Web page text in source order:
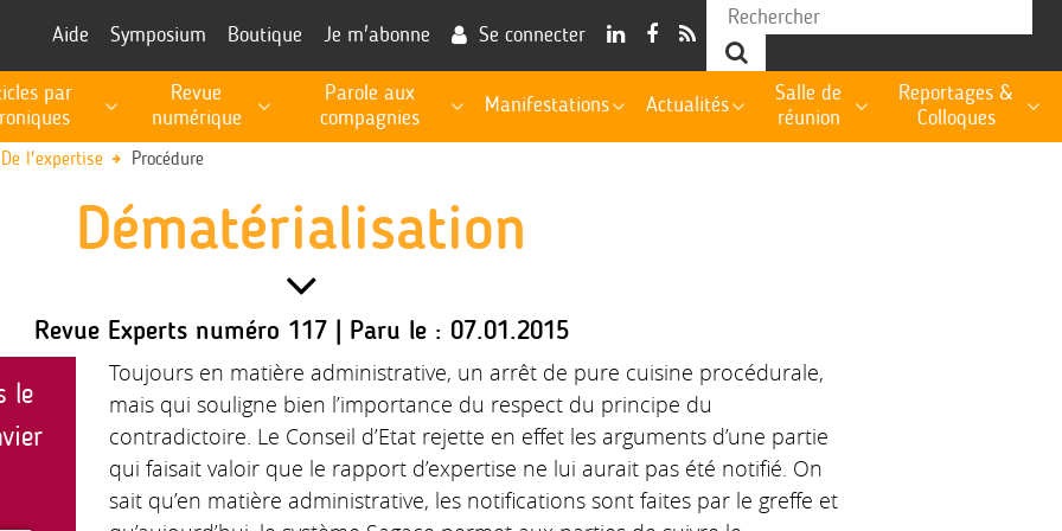
Aide Symposium Boutique Je m'abonne Se connecter
par
Revue
numérique
Parole aux
compagnies
Manifestations Actualités
Salle de
réunion
Reportages &
Colloques
De l'expertise Procédure
Dématérialisation
Revue Experts numéro 117 | Paru le : 07.01.2015
le
Toujours en matière administrative, un arrêt de pure cuisine procédurale,
mais qui souligne bien l’importance du respect du principe du
contradictoire. Le Conseil d’Etat rejette en effet les arguments d’une partie
qui faisait valoir que le rapport d’expertise ne lui aurait pas été notifié. On
sait qu’en matière administrative, les notifications sont faites par le greffe et